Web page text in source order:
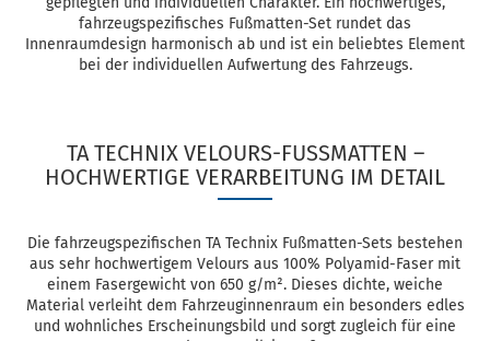
fahrzeugspezifisches Fußmatten-Set rundet das
Innenraumdesign harmonisch ab und ist ein beliebtes Element
bei der individuellen Aufwertung des Fahrzeugs.
TA TECHNIX VELOURS-FUSSMATTEN – H
OCHWERTIGE VERARBEITUNG IM DETAIL
Die fahrzeugspezifischen TA Technix Fußmatten-Sets bestehen
aus sehr hochwertigem Velours aus 100% Polyamid-Faser mit
einem Fasergewicht von 650 g/m². Dieses dichte, weiche
Material verleiht dem Fahrzeuginnenraum ein besonders edles
und wohnliches Erscheinungsbild und sorgt zugleich für eine